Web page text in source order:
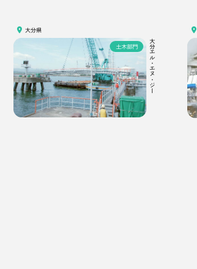
大分県
大分エル・エヌ・ジー
土木部門